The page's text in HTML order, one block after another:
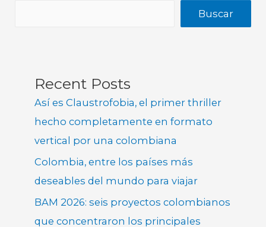
Buscar
Recent Posts
Así es Claustrofobia, el primer thriller
hecho completamente en formato
vertical por una colombiana
Colombia, entre los países más
deseables del mundo para viajar
BAM 2026: seis proyectos colombianos
que concentraron los principales